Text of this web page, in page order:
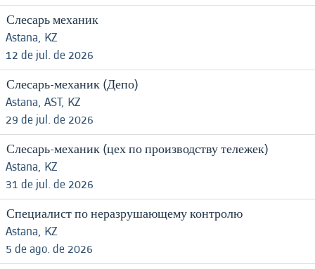
Слесарь механик
Astana, KZ
12 de jul. de 2026
Слесарь-механик (Депо)
Astana, AST, KZ
29 de jul. de 2026
Слесарь-механик (цех по производству тележек)
Astana, KZ
31 de jul. de 2026
Специалист по неразрушающему контролю
Astana, KZ
5 de ago. de 2026